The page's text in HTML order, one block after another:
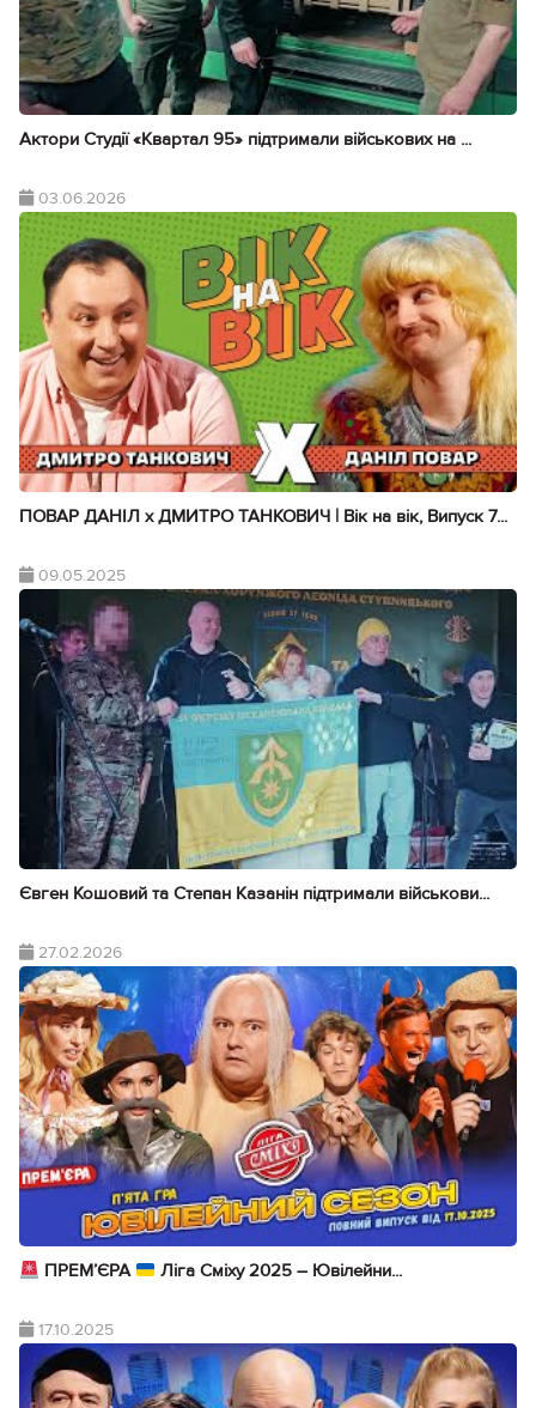
Актори Студії «Квартал 95» підтримали військових на ...
03.06.2026
ПОВАР ДАНІЛ х ДМИТРО ТАНКОВИЧ | Вік на вік, Випуск 7...
09.05.2025
Євген Кошовий та Степан Казанін підтримали військови...
27.02.2026
ПРЕМ’ЄРА Ліга Сміху 2025 – Ювілейни...
17.10.2025